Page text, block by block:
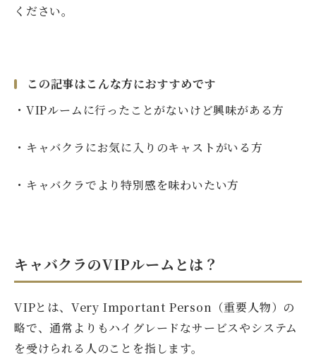
ください。
この記事はこんな方におすすめです
・VIPルームに行ったことがないけど興味がある方
・ キャバクラにお気に入りのキャストがいる方
・キャバクラでより特別感を味わいたい方
キャバクラのVIPルームとは？
VIPとは、Very Important Person（重要人物）の
略で、通常よりもハイグレードなサービスやシステム
を受けられる人のことを指します。